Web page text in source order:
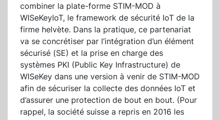
combiner la plate-forme STIM-MOD à
WISeKeyIoT, le framework de sécurité IoT de la
firme helvète. Dans la pratique, ce partenariat
va se concrétiser par l’intégration d’un élément
sécurisé (SE) et la prise en charge des
systèmes PKI (Public Key Infrastructure) de
WISeKey dans une version à venir de STIM-MOD
afin de sécuriser la collecte des données IoT et
d’assurer une protection de bout en bout. (Pour
rappel, la société suisse a repris en 2016 les